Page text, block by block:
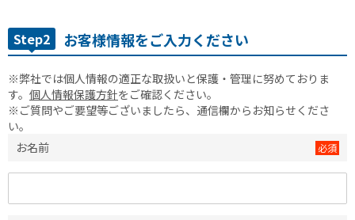
Step2 お客様情報をご入力ください
※弊社では個人情報の適正な取扱いと保護・管理に努めておりま
す。 個人情報保護方針をご確認ください。
※ご質問やご要望等ございましたら、通信欄からお知らせくださ
い。
お名前